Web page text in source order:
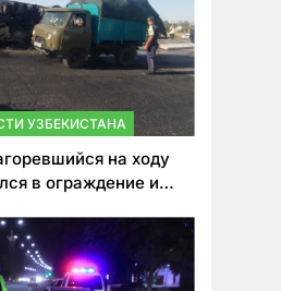
УЗБЕКИСТАНА
на ходу
в ограждение и